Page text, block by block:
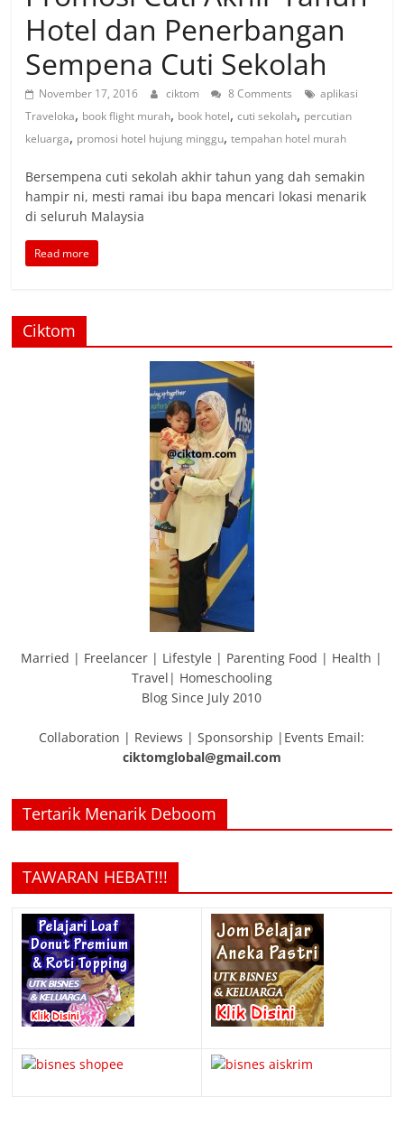
Hotel dan Penerbangan
Sempena Cuti Sekolah
November 17, 2016 ciktom 8 Comments
aplikasi
Traveloka, book flight murah, book hotel,cuti sekolah, percutian
keluarga, promosi hotel hujung minggu,tempahan hotel murah
Bersempena cuti sekolah akhir tahun yang dah semakin
hampir ni, mesti ramai ibu bapa mencari lokasi menarik
di seluruh Malaysia
Read more
Ciktom
Married | Freelancer | Lifestyle | Parenting Food | Health |
Travel| Homeschooling
Blog Since July 2010
Collaboration | Reviews | Sponsorship |Events Email:
ciktomglobal@gmail.com
Tertarik Menarik Deboom
TAWARAN HEBAT!!!